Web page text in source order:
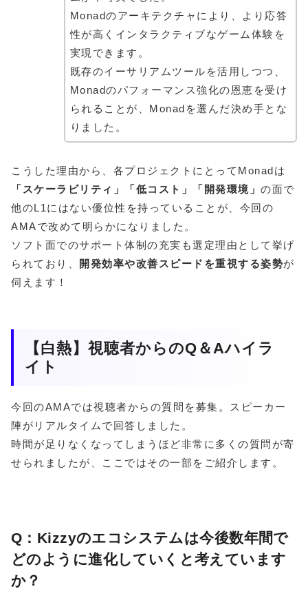
Monadのアーキテクチャにより、より応答
性が高くインタラクティブなゲーム体験を
実現できます。
既存のイーサリアムツールを活用しつつ、
Monadのパフォーマンス強化の恩恵を受け
られることが、Monadを選んだ決め手とな
りました。
こうした理由から、各プロジェクトにとってMonadは
「スケーラビリティ」「低コスト」「開発環境」 の面で
他のL1にはない優位性を持っていることが、今回の
AMAで改めて明らかになりました。
ソフト面でのサポート体制の充実も選定理由として挙げ
られており、
開発効率や改善スピードを重視する姿勢が
伺えます！
【白熱】視聴者からのQ＆Aハイラ
イト
今回のAMAでは視聴者からの質問を募集。スピーカー
陣がリアルタイムで回答しました。
時間が足りなくなってしまうほど非常に多くの質問が寄
せられましたが、ここではその一部をご紹介します。
Q：Kizzyのエコシステムは今後数年間で
どのように進化していくと考えています
か？